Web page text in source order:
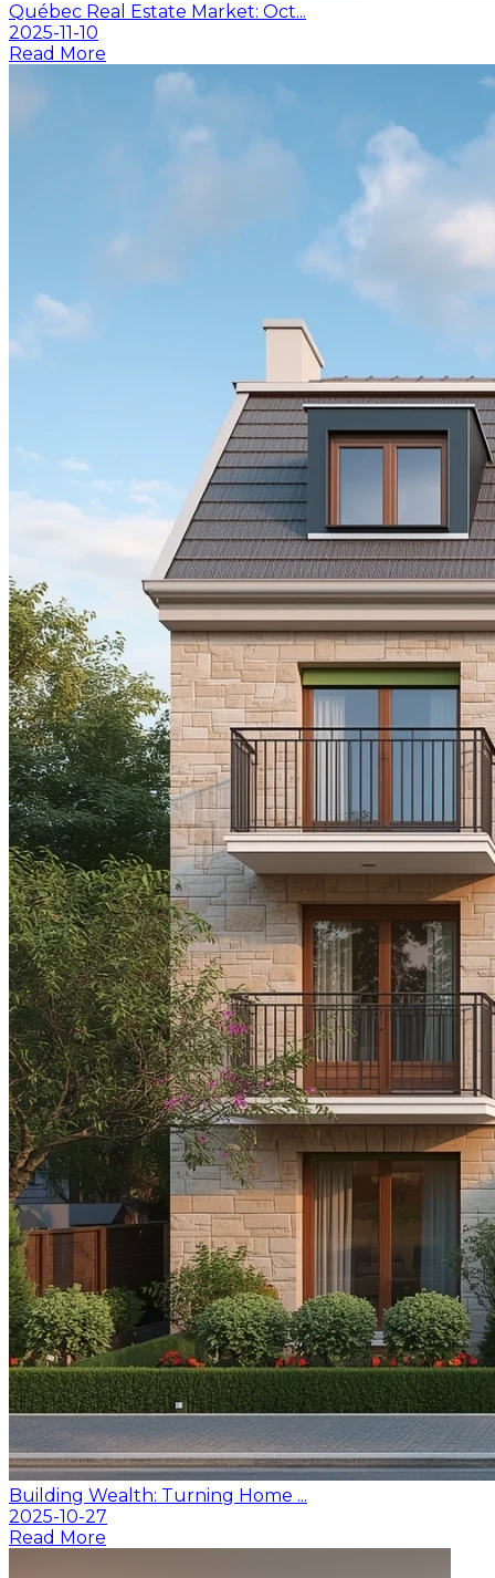
Québec Real Estate Market: Oct...
2025-11-10
Read More
Building Wealth: Turning Home ...
2025-10-27
Read More